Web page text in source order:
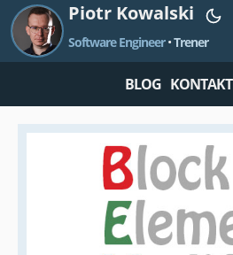
Piotr Kowalski
Software Engineer•Trener
BLOG KONTAKT